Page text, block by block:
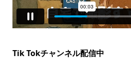
Tik Tokチャンネル配信中